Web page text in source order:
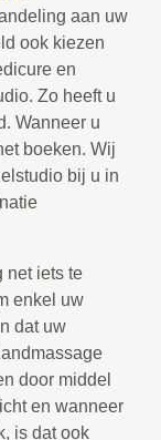
aan uw
ook kiezen
en
Zo heeft u
Wanneer u
boeken. Wij
bij u in
net iets te
enkel uw
dat uw
door middel
en wanneer
is dat ook